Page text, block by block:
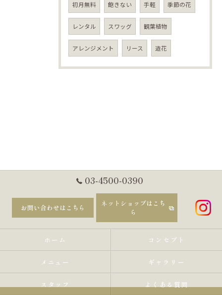
初月無料 飽きない 手軽 季節の花
レンタル スワッグ 観葉植物
アレンジメント リース 造花
03-4500-0390
お問い合わせはこちら
ネットショップはこち
ら
ホーム コンセプト
メニュー ギャラリー
スタッフ よくある質問